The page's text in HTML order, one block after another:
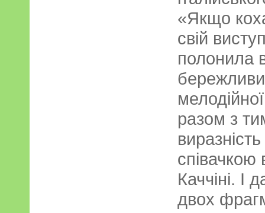
«Якщо
свій
полонила
разом з
співачкою
Каччіні. І
двох